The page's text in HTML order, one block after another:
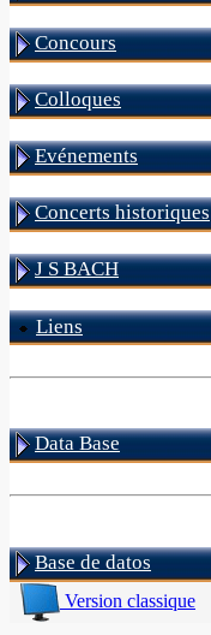
Concours
Colloques
Evénements
Concerts historiques
J S BACH
Liens
Data Base
Base de datos
Version classique